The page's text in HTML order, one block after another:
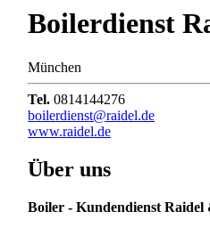
Boilerdienst
München
Tel.0814144276
boilerdienst@raidel.de
www.raidel.de
Über uns
Boiler - Kundendienst Raidel